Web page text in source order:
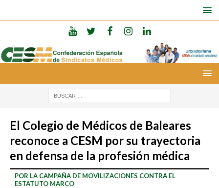
El Colegio de Médicos de Baleares
reconoce a CESM por su trayectoria
en defensa de la profesión médica
POR LA CAMPAÑA DE MOVILIZACIONES CONTRA EL
ESTATUTO MARCO